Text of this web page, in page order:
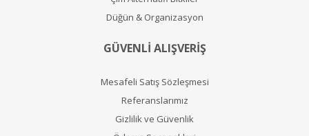
Düğün & Organizasyon
GÜVENLİ ALIŞVERİŞ
Mesafeli Satış Sözleşmesi
Referanslarımız
Gizlilik ve Güvenlik